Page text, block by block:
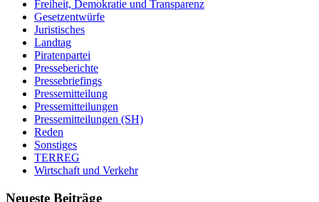
Freiheit, Demokratie und Transparenz
Gesetzentwürfe
Juristisches
Landtag
Piratenpartei
Presseberichte
Pressebriefings
Pressemitteilung
Pressemitteilungen
Pressemitteilungen (SH)
Reden
Sonstiges
TERREG
Wirtschaft und Verkehr
Neueste Beiträge